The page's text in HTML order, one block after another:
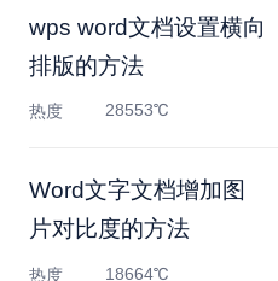
wps word文档设置横向
排版的方法
热度 28553℃
Word文字文档增加图
片对比度的方法
热度 18664℃